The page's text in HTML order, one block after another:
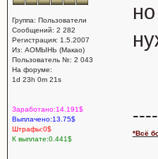
Группа: Пользователи
Сообщений: 2 282
Регистрация: 1.5.2007
Из: АОМЫНЬ (Макао)
Пользователь №: 2 043
На форуме:
1d 23h 0m 21s
Заработано:14.191$
Выплачено:13.75$
Штрафы:0$
К выплате:0.441$
*Всё